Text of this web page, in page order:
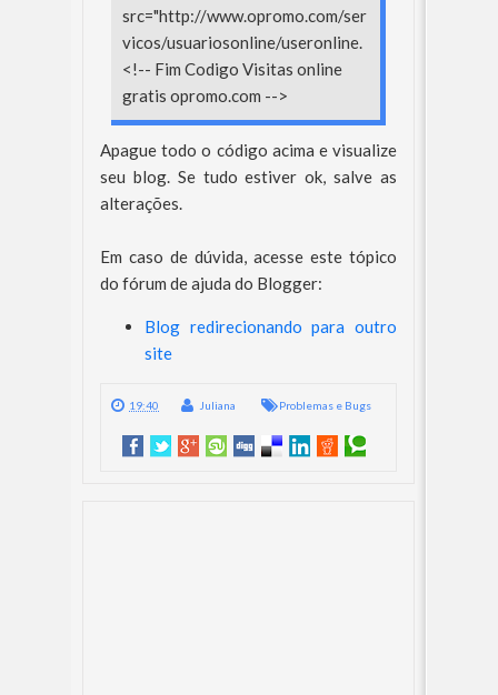
src="http://www.opromo.com/ser
vicos/usuariosonline/useronline.
<!-- Fim Codigo Visitas online
gratis opromo.com -->
Apague todo o código acima e visualize
seu blog. Se tudo estiver ok, salve as
alterações.
Em caso de dúvida, acesse este tópico
do fórum de ajuda do Blogger:
Blog redirecionando para outro
site
19:40 Juliana Problemas e Bugs